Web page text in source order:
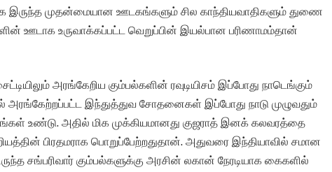
இருந்த முதன்மையான ஊடகங்களும் சில காந்தியவாதிகளும் துணை
ஊடாக உருவாக்கப்பட்ட வெறுப்பின் இயல்பான பரிணாமம்தான்
அரங்கேறிய கும்பல்களின் ரவுடியிசம் இப்போது நாடெங்கும்
அரங்கேற்றப்பட்ட இந்துத்துவ சோதனைகள் இப்போது நாடு முழுவதும்
உண்டு. அதில் மிக முக்கியமானது குஜராத் இனக் கலவரத்தை
பிரதமராக பொறுப்பேற்றதுதான். அதுவரை இந்தியாவில் சமான
சங்பரிவார் கும்பல்களுக்கு அரசின் லகான் நேரடியாக கைகளில்